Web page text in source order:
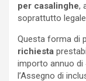
per casalinghe,
soprattutto
Questa forma di
richiesta
importo annuo di
l’Assegno di